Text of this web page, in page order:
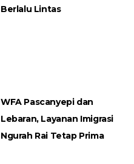
Berlalu Lintas
WFA Pascanyepi dan
Lebaran, Layanan Imigrasi
Ngurah Rai Tetap Prima